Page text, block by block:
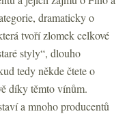
dramaticky o
tvoří zlomek celkové
styly“, dlouho
tedy někde čtete o
díky těmto vínům.
a mnoho producentů